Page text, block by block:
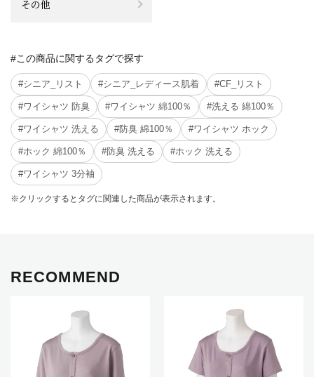
その他
#この商品に関するタグで探す
#シニア_リスト #シニア_レディース肌着 #CF_リスト
#ワイシャツ 防臭 #ワイシャツ 綿100％ #洗える 綿100％
#ワイシャツ 洗える #防臭 綿100％ #ワイシャツ ホック
#ホック 綿100％ #防臭 洗える #ホック 洗える
#ワイシャツ 3分袖
※クリックするとタグに関連した商品が表示されます。
RECOMMEND